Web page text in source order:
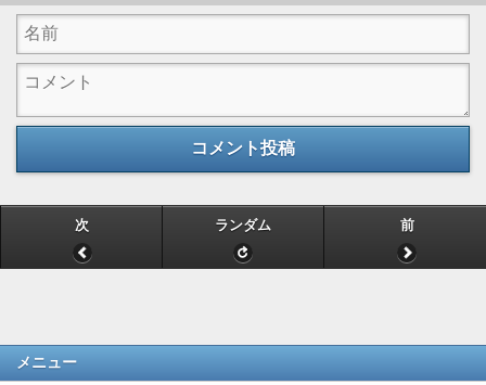
コメント投稿
次 ランダム 前
メニュー